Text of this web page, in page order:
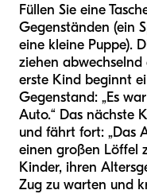
Füllen Sie eine
Gegenständen (ein
eine kleine Puppe).
ziehen
erste Kind beginnt
Gegenstand: „Es
Auto.“ Das nächste
und fährt fort: „Das
einen großen Löffel
Kinder, ihren
Zug zu warten und